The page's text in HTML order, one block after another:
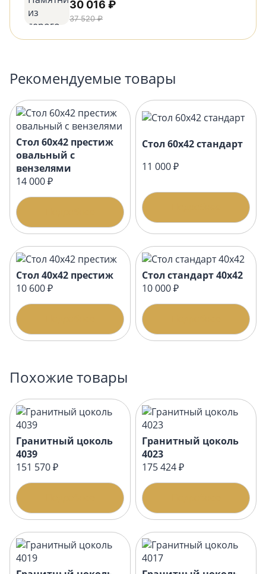
30 016 ₽
37 520 ₽
Рекомендуемые товары
Стол 60х42 престиж
овальный с
вензелями
14 000 ₽
Стол 60х42 стандарт
11 000 ₽
Стол 40х42 престиж
10 600 ₽
Стол стандарт 40х42
10 000 ₽
Похожие товары
Гранитный цоколь
4039
151 570 ₽
Гранитный цоколь
4023
175 424 ₽